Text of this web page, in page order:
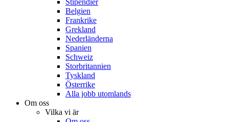
Stipendier
Belgien
Frankrike
Grekland
Nederländerna
Spanien
Schweiz
Storbritannien
Tyskland
Österrike
Alla jobb utomlands
Om oss
Vilka vi är